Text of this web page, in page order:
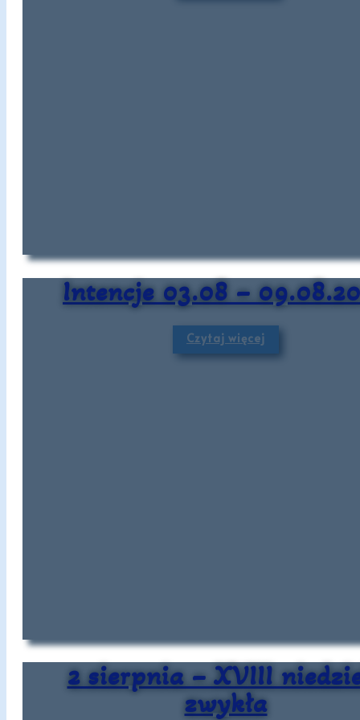
Intencje 03.08 –
Czytaj więcej
2 sierpnia – XVIII
zwykła